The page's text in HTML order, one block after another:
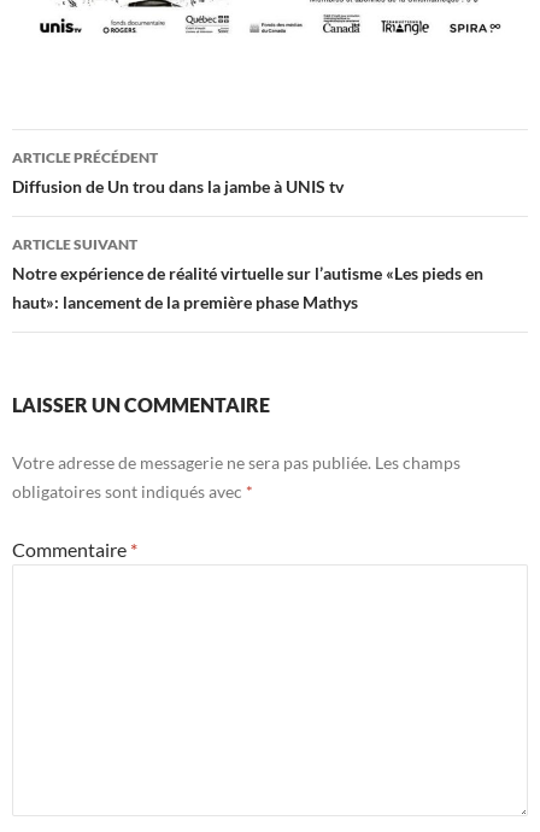
Navigation
des
articles
ARTICLE PRÉCÉDENT
Diffusion de Un trou dans la jambe à UNIS tv
ARTICLE SUIVANT
Notre expérience de réalité virtuelle sur l’autisme «Les pieds en
haut»: lancement de la première phase Mathys
LAISSER UN COMMENTAIRE
Votre adresse de messagerie ne sera pas publiée. Les champs
obligatoires sont indiqués avec *
Commentaire *